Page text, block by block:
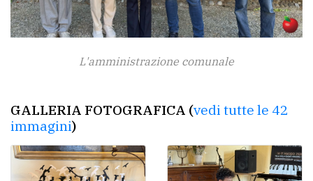
L'amministrazione comunale
GALLERIA FOTOGRAFICA (vedi tutte le 42
immagini)